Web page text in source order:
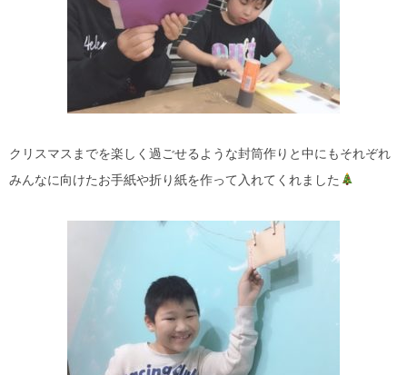
クリスマスまでを楽しく過ごせるような封筒作りと中にもそれぞれ
みんなに向けたお手紙や折り紙を作って入れてくれました